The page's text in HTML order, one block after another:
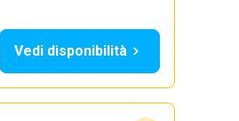
Vedi disponibilità